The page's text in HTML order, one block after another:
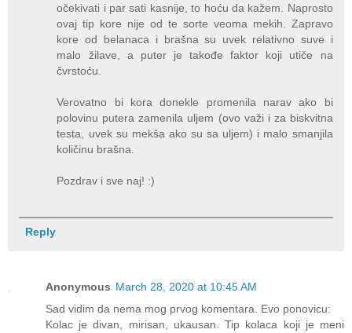
očekivati i par sati kasnije, to hoću da kažem. Naprosto
ovaj tip kore nije od te sorte veoma mekih. Zapravo
kore od belanaca i brašna su uvek relativno suve i
malo žilave, a puter je takođe faktor koji utiče na
čvrstoću.
Verovatno bi kora donekle promenila narav ako bi
polovinu putera zamenila uljem (ovo važi i za biskvitna
testa, uvek su mekša ako su sa uljem) i malo smanjila
količinu brašna.
Pozdrav i sve naj! :)
Reply
Anonymous March 28, 2020 at 10:45 AM
Sad vidim da nema mog prvog komentara. Evo ponovicu:
Kolac je divan, mirisan, ukausan. Tip kolaca koji je meni